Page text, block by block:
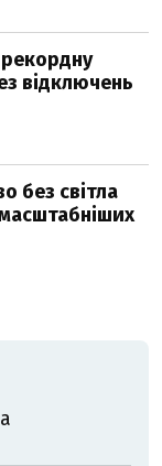
відключень
без світла